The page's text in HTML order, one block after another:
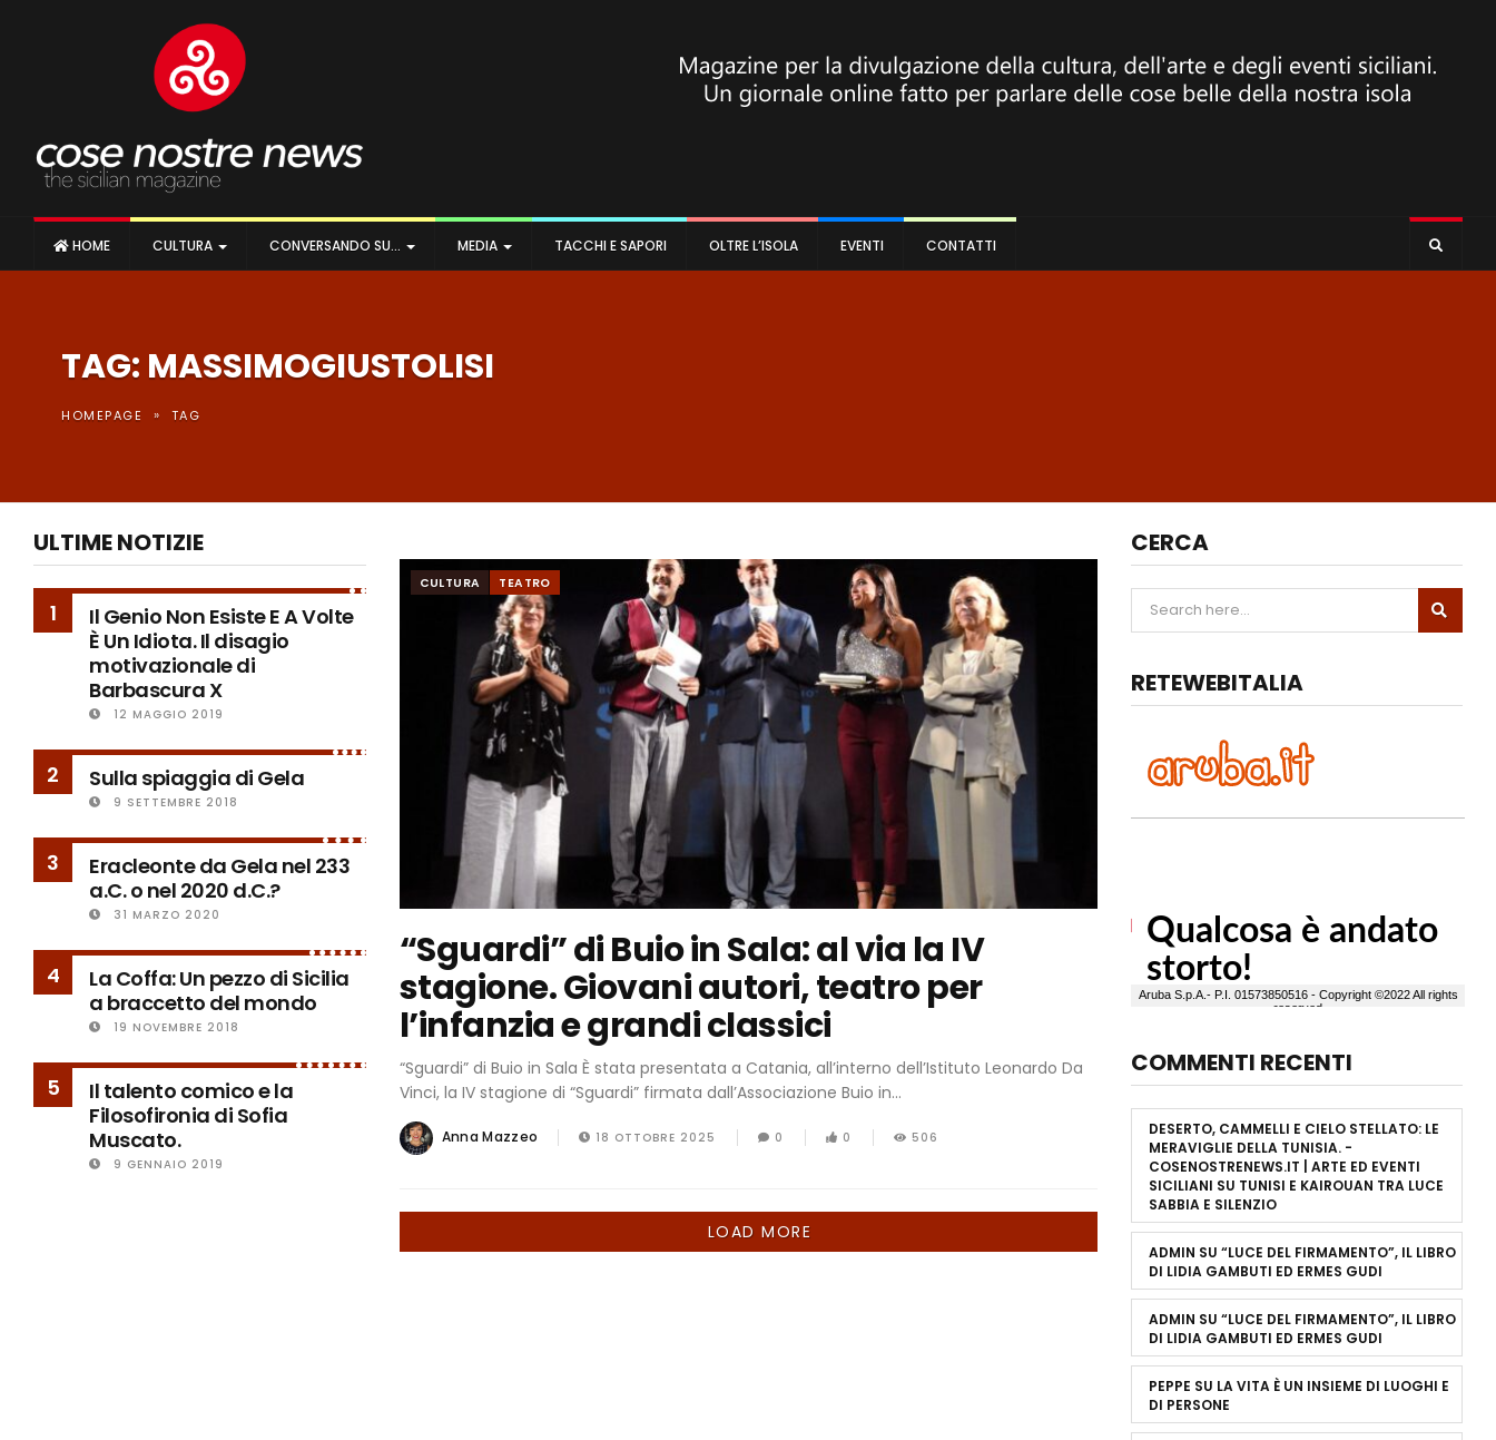
HOME CULTURA CONVERSANDO SU… MEDIA TACCHI E SAPORI OLTRE L’ISOLA EVENTI CONTATTI
TAG: MASSIMOGIUSTOLISI
HOMEPAGE » TAG
ULTIME NOTIZIE
1
Il Genio Non Esiste E A Volte
È Un Idiota. Il disagio
motivazionale di
Barbascura X
12 MAGGIO 2019
2 Sulla spiaggia di Gela
9 SETTEMBRE 2018
3
Eracleonte da Gela nel 233
a.C. o nel 2020 d.C.?
31 MARZO 2020
4
La Coffa: Un pezzo di Sicilia
a braccetto del mondo
19 NOVEMBRE 2018
5
Il talento comico e la
Filosofironia di Sofia
Muscato.
9 GENNAIO 2019
CULTURA TEATRO
“Sguardi” di Buio in Sala: al via la IV
stagione. Giovani autori, teatro per
l’infanzia e grandi classici
“Sguardi” di Buio in Sala È stata presentata a Catania, all’interno dell’Istituto Leonardo Da
Vinci, la IV stagione di “Sguardi” firmata dall’Associazione Buio in...
Anna Mazzeo 18 OTTOBRE 2025 0 0 506
LOAD MORE
CERCA
RETEWEBITALIA
COMMENTI RECENTI
DESERTO, CAMMELLI E CIELO STELLATO: LE
MERAVIGLIE DELLA TUNISIA. -
COSENOSTRENEWS.IT | ARTE ED EVENTI
SICILIANI SU TUNISI E KAIROUAN TRA LUCE
SABBIA E SILENZIO
ADMIN SU “LUCE DEL FIRMAMENTO”, IL LIBRO
DI LIDIA GAMBUTI ED ERMES GUDI
ADMIN SU “LUCE DEL FIRMAMENTO”, IL LIBRO
DI LIDIA GAMBUTI ED ERMES GUDI
PEPPE SU LA VITA È UN INSIEME DI LUOGHI E
DI PERSONE